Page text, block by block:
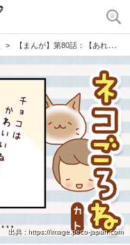
【まんが】第80話：【あれが見たくてつい…】まんが描き下ろし連載♪ ネコごろね（著者：カト）
出典 : https://image.peco-japan.com